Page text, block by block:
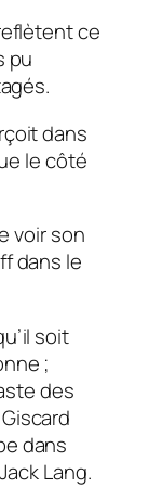
ce
pu
dans
le côté
voir son
dans le
soit
;
des
dans
Lang.